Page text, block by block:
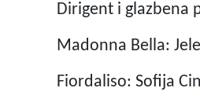
Dirigent i glazbena
Madonna Bella:
Fiordaliso: Sofija